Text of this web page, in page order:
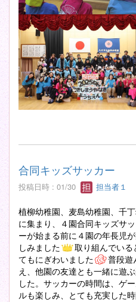
合同キッズサッカー
投稿日時 : 01/30 担当者１
植柳幼稚園、麦島幼稚園、千
に集まり、４園合同キッズサ
ーが始まる前に４園の年長児
しみました
取り組んでいる
てもにぎわいました
普段遊
え、他園の友達とも一緒に遊
した。サッカーの時間は、ゲ
ルも楽しみ、とても充実した